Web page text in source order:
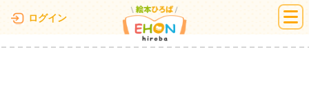
ログイン 絵本ひろば